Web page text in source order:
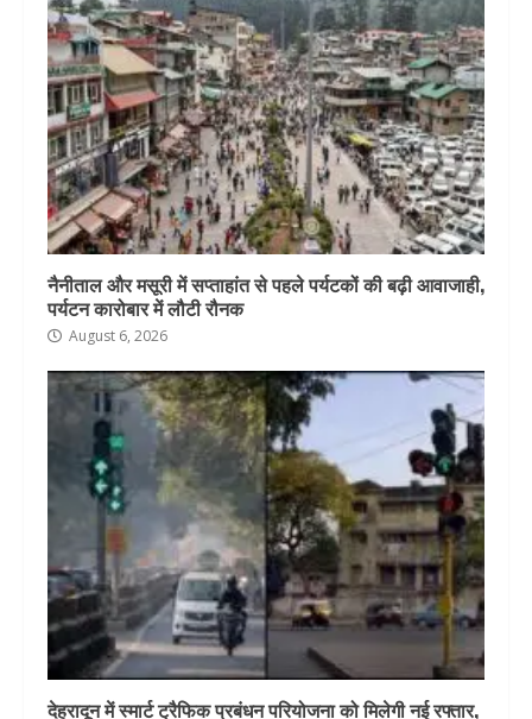
नैनीताल और मसूरी में सप्ताहांत से पहले पर्यटकों की बढ़ी आवाजाही,
पर्यटन कारोबार में लौटी रौनक
August 6, 2026
देहरादून में स्मार्ट ट्रैफिक प्रबंधन परियोजना को मिलेगी नई रफ्तार,